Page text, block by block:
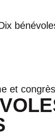
et congrès